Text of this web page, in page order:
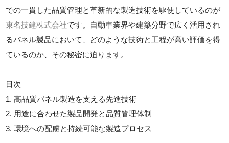
での一貫した品質管理と革新的な製造技術を駆使しているのが
東名技建株式会社です。自動車業界や建築分野で広く活用され
るパネル製品において、どのような技術と工程が高い評価を得
ているのか、その秘密に迫ります。
目次
1. 高品質パネル製造を支える先進技術
2. 用途に合わせた製品開発と品質管理体制
3. 環境への配慮と持続可能な製造プロセス